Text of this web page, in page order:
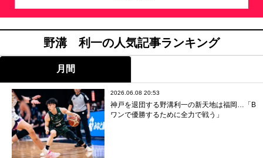
野溝 利一の人気記事ランキング
月間
2026.06.08 20:53
神戸を退団する野溝利一の新天地は福岡…「B
ワンで優勝するために全力で戦う」